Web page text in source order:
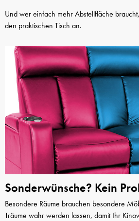
Und wer einfach mehr Abstellfläche
den praktischen Tisch an.
Sonderwünsche? Kein
Besondere Räume brauchen besondere
Träume wahr werden lassen, damit Ihr